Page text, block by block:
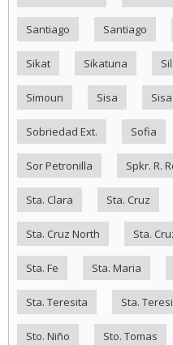
Santiago Santiago
Sikat Sikatuna
Simoun Sisa Sisa
Sobriedad Ext. Sofia
Sor Petronilla Spkr. R.
Sta. Clara Sta. Cruz
Sta. Cruz North Sta.
Sta. Fe Sta. Maria
Sta. Teresita Sta.
Sto. Niño Sto. Tomas